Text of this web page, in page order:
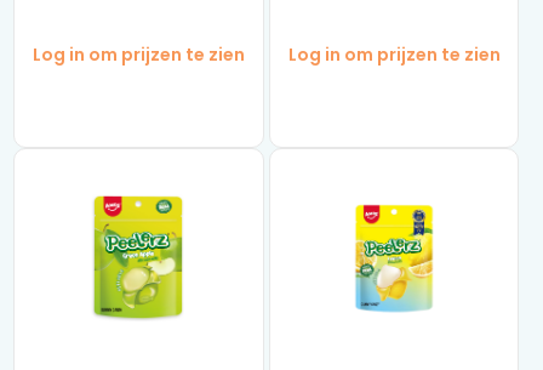
Log in om prijzen te zien Log in om prijzen te zien